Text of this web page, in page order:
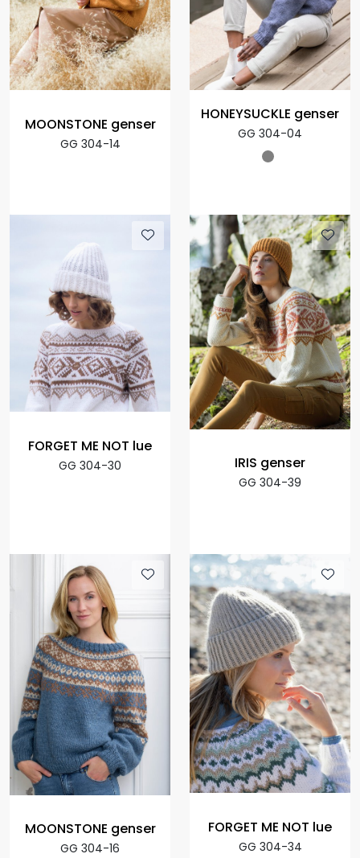
MOONSTONE genser
GG 304-14
HONEYSUCKLE genser
GG 304-04
FORGET ME NOT lue
GG 304-30 IRIS genser
GG 304-39
MOONSTONE genser
GG 304-16
FORGET ME NOT lue
GG 304-34